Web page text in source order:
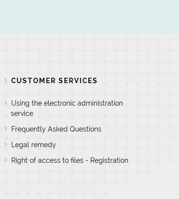
CUSTOMER SERVICES
Using the electronic administration
service
Frequently Asked Questions
Legal remedy
Right of access to files - Registration